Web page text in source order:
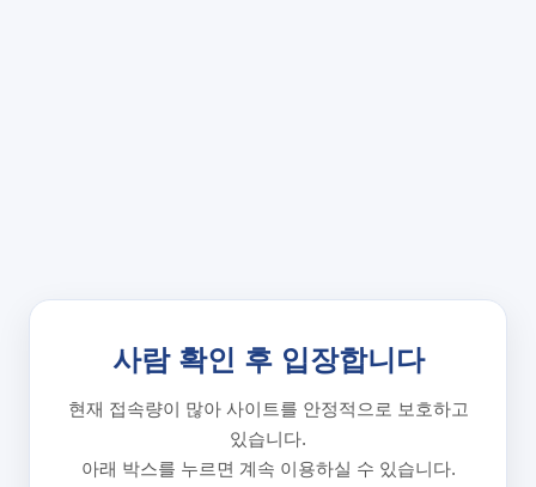
사람 확인 후 입장합니다
현재 접속량이 많아 사이트를 안정적으로 보호하고
있습니다.
아래 박스를 누르면 계속 이용하실 수 있습니다.